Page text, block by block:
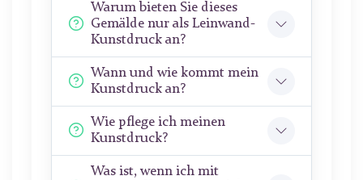
Warum bieten Sie dieses
Gemälde nur als Leinwand-
Kunstdruck an?
Wann und wie kommt mein
Kunstdruck an?
Wie pflege ich meinen
Kunstdruck?
Was ist, wenn ich mit